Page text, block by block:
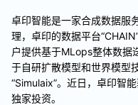
卓印智能是一家合成数据服
理，卓印的数据平台
户提供基于MLops整体数据
于自研扩散模型和世界模型
“Simulaix”。近日，卓印智
独家投资。